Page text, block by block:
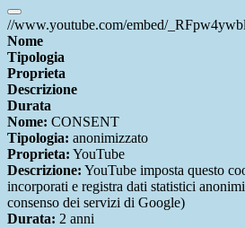
//www.youtube.com/embed/
Nome
Tipologia
Proprieta
Descrizione
Durata
Nome: CONSENT
Tipologia: anonimizzato
Proprieta: YouTube
Descrizione: YouTube imposta questo
incorporati e registra dati statistici
consenso dei servizi di Google)
Durata: 2 anni